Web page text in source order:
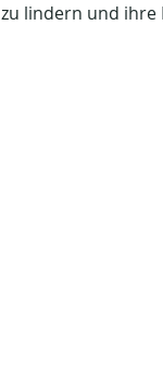
zu lindern und ihre